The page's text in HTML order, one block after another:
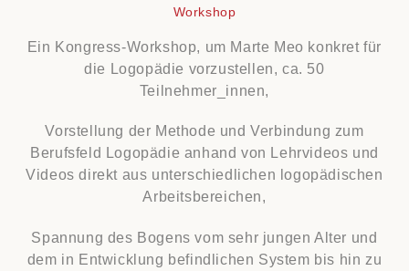
Workshop
Ein Kongress-Workshop, um Marte Meo konkret für
die Logopädie vorzustellen, ca. 50
Teilnehmer_innen,
Vorstellung der Methode und Verbindung zum
Berufsfeld Logopädie anhand von Lehrvideos und
Videos direkt aus unterschiedlichen logopädischen
Arbeitsbereichen,
Spannung des Bogens vom sehr jungen Alter und
dem in Entwicklung befindlichen System bis hin zu